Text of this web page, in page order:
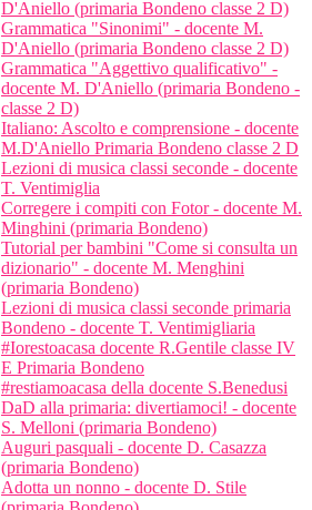
D'Aniello (primaria Bondeno classe 2 D)
Grammatica "Sinonimi" - docente M.
D'Aniello (primaria Bondeno classe 2 D)
Grammatica "Aggettivo qualificativo" -
docente M. D'Aniello (primaria Bondeno -
classe 2 D)
Italiano: Ascolto e comprensione - docente
M.D'Aniello Primaria Bondeno classe 2 D
Lezioni di musica classi seconde - docente
T. Ventimiglia
Corregere i compiti con Fotor - docente M.
Minghini (primaria Bondeno)
Tutorial per bambini "Come si consulta un
dizionario" - docente M. Menghini
(primaria Bondeno)
Lezioni di musica classi seconde primaria
Bondeno - docente T. Ventimigliaria
#Iorestoacasa docente R.Gentile classe IV
E Primaria Bondeno
#restiamoacasa della docente S.Benedusi
DaD alla primaria: divertiamoci! - docente
S. Melloni (primaria Bondeno)
Auguri pasquali - docente D. Casazza
(primaria Bondeno)
Adotta un nonno - docente D. Stile